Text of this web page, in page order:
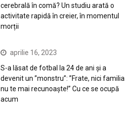
cerebrală în comă? Un studiu arată o
activitate rapidă în creier, în momentul
morții
aprilie 16, 2023
S-a lăsat de fotbal la 24 de ani și a
devenit un ”monstru”: ”Frate, nici familia
nu te mai recunoaște!” Cu ce se ocupă
acum